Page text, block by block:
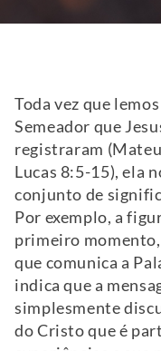
Toda vez que
Semeador que
registraram
Lucas 8:5-15), ela
conjunto de
Por exemplo, a
primeiro
que comunica a
indica que a
simplesmente
do Cristo que é